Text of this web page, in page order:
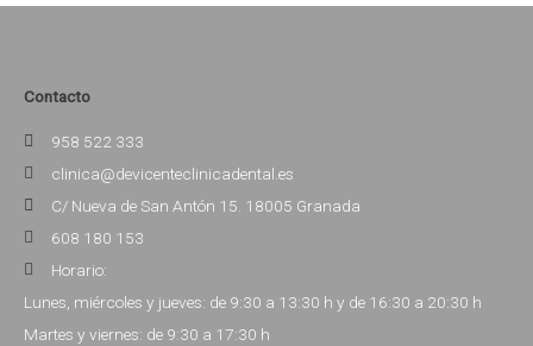
Contacto
958 522 333
clinica@devicenteclinicadental.es
C/ Nueva de San Antón 15. 18005 Granada
608 180 153
Horario:
Lunes, miércoles y jueves: de 9:30 a 13:30 h y de 16:30 a 20:30 h
Martes y viernes: de 9:30 a 17:30 h